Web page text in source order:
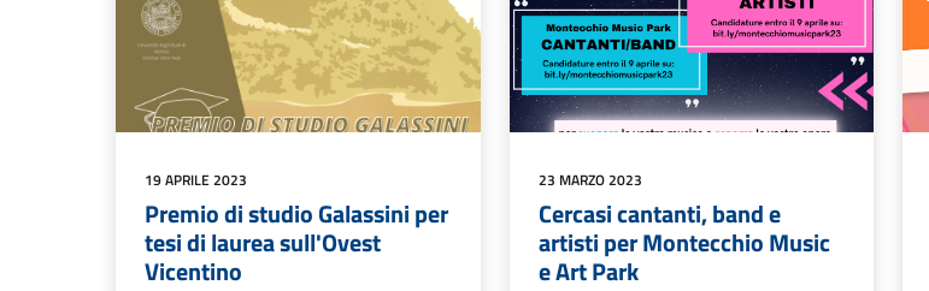
19 APRILE 2023
Premio di studio Galassini per
tesi di laurea sull'Ovest
Vicentino
23 MARZO 2023
Cercasi cantanti, band e
artisti per Montecchio Music
e Art Park